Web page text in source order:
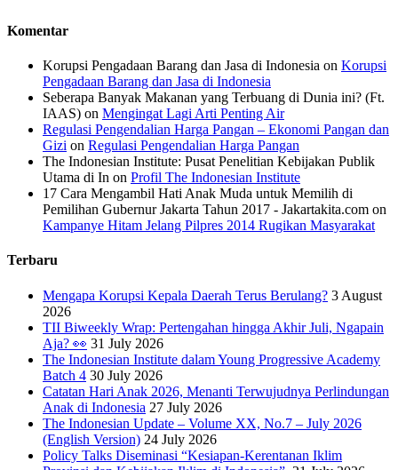
Komentar
Korupsi Pengadaan Barang dan Jasa di Indonesia on Korupsi
Pengadaan Barang dan Jasa di Indonesia
Seberapa Banyak Makanan yang Terbuang di Dunia ini? (Ft.
IAAS) on Mengingat Lagi Arti Penting Air
Regulasi Pengendalian Harga Pangan – Ekonomi Pangan dan
Gizi on Regulasi Pengendalian Harga Pangan
The Indonesian Institute: Pusat Penelitian Kebijakan Publik
Utama di In on Profil The Indonesian Institute
17 Cara Mengambil Hati Anak Muda untuk Memilih di
Pemilihan Gubernur Jakarta Tahun 2017 - Jakartakita.com on
Kampanye Hitam Jelang Pilpres 2014 Rugikan Masyarakat
Terbaru
Mengapa Korupsi Kepala Daerah Terus Berulang? 3 August
2026
TII Biweekly Wrap: Pertengahan hingga Akhir Juli, Ngapain
Aja? 👀 31 July 2026
The Indonesian Institute dalam Young Progressive Academy
Batch 4 30 July 2026
Catatan Hari Anak 2026, Menanti Terwujudnya Perlindungan
Anak di Indonesia 27 July 2026
The Indonesian Update – Volume XX, No.7 – July 2026
(English Version) 24 July 2026
Policy Talks Diseminasi “Kesiapan-Kerentanan Iklim